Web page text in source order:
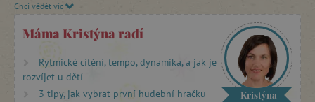
Agátin svět vybírá pro vaše děti kvalitní hudební hračky
které v tomto rozvoji budou skvělými pomocníky. Jedná se
zejména odřevěné hudební hračky,
které vyrábí
Vyznačují senápaditým
designem, který hraje velkou roli v motivaci dětí vzít nástroj
do ruky a zkoušet na něj hrát.
Chci vědět víc
Máma Kristýna radí
Rytmické cítění, tempo, dynamika, a jak je
rozvíjet u dětí
3 tipy, jak vybrat první hudební hračku
Kristýna